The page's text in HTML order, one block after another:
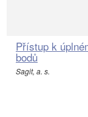
Přístup k
bodů
Sagit, a. s.